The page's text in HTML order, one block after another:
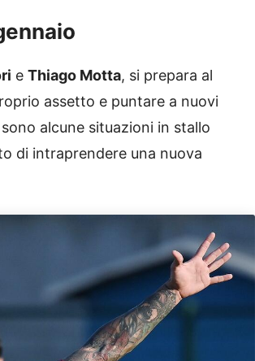
e Thiago Motta, si prepara al
assetto e puntare a nuovi
alcune situazioni in stallo
di intraprendere una nuova